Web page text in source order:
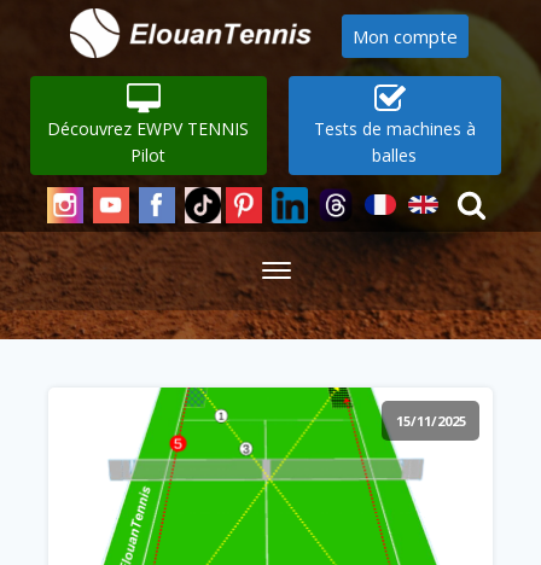
Mon compte
Découvrez EWPV TENNIS
Pilot
Tests de machines à
balles
15/11/2025